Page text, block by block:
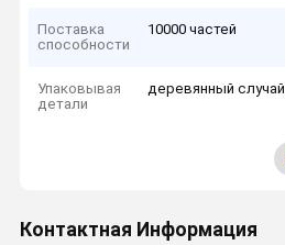
Поставка
способности
10000 частей
Упаковывая
детали
деревянный случай
Контактная Информация